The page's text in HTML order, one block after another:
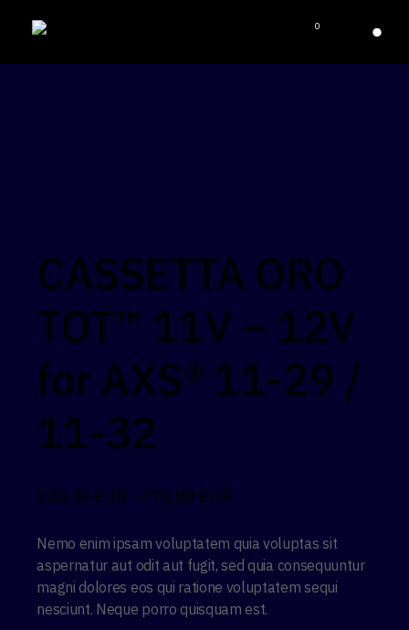
0
CASSETTA ORO
TOT™ 11V – 12V
for AXS® 11-29 /
11-32
230,00 EUR –270,00 EUR
Nemo enim ipsam voluptatem quia voluptas sit
aspernatur aut odit aut fugit, sed quia consequuntur
magni dolores eos qui ratione voluptatem sequi
nesciunt. Neque porro quisquam est.